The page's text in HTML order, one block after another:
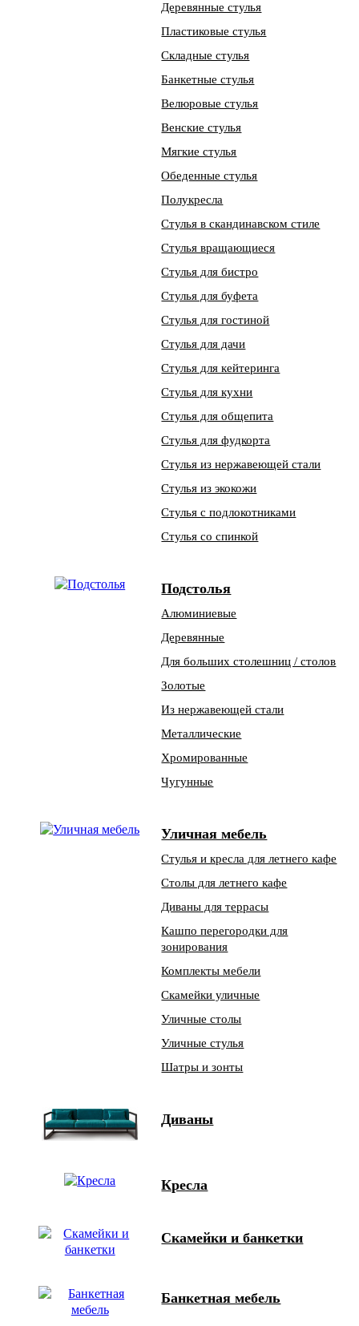
Деревянные стулья
Пластиковые стулья
Складные стулья
Банкетные стулья
Велюровые стулья
Венские стулья
Мягкие стулья
Обеденные стулья
Полукресла
Стулья в скандинавском стиле
Стулья вращающиеся
Стулья для бистро
Стулья для буфета
Стулья для гостиной
Стулья для дачи
Стулья для кейтеринга
Стулья для кухни
Стулья для общепита
Стулья для фудкорта
Стулья из нержавеющей стали
Стулья из экокожи
Стулья с подлокотниками
Стулья со спинкой
Подстолья
Алюминиевые
Деревянные
Для больших столешниц / столов
Золотые
Из нержавеющей стали
Металлические
Хромированные
Чугунные
Уличная мебель
Стулья и кресла для летнего кафе
Столы для летнего кафе
Диваны для террасы
Кашпо перегородки для
зонирования
Комплекты мебели
Скамейки уличные
Уличные столы
Уличные стулья
Шатры и зонты
Диваны
Кресла
Скамейки и банкетки
Банкетная мебель